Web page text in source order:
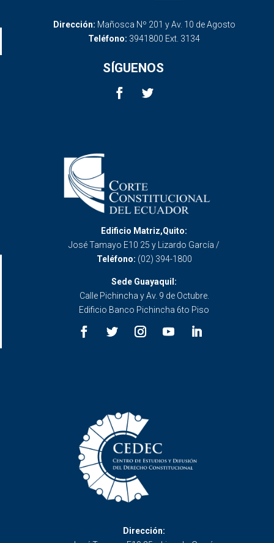
Dirección: Mañosca Nº 201 y Av. 10 de Agosto
Teléfono: 3941800 Ext. 3134
SÍGUENOS
Edificio Matriz,Quito:
José Tamayo E10 25 y Lizardo García /
Teléfono: (02) 394-1800
Sede Guayaquil:
Calle Pichincha y Av. 9 de Octubre.
Edificio Banco Pichincha 6to Piso
Dirección: